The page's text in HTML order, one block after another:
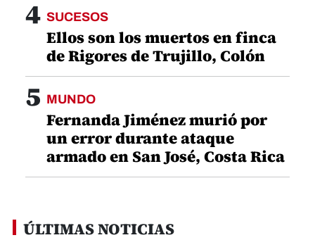
4 SUCESOS
Ellos son los muertos en finca
de Rigores de Trujillo, Colón
5 MUNDO
Fernanda Jiménez murió por
un error durante ataque
armado en San José, Costa Rica
ÚLTIMAS NOTICIAS